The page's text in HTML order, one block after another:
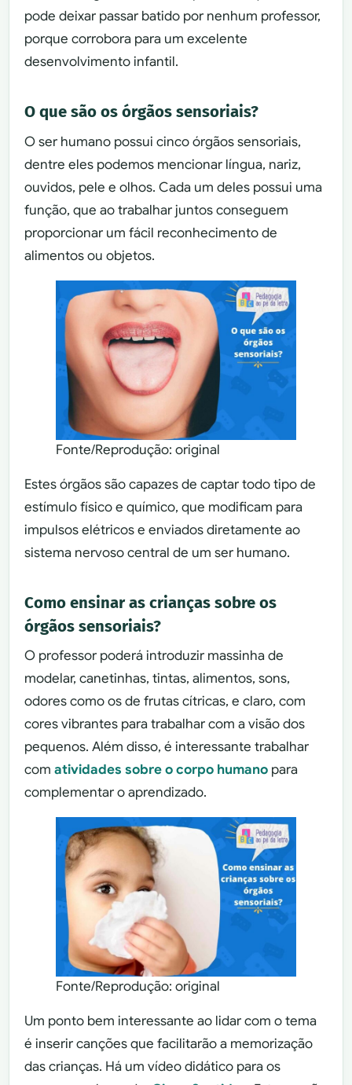
pode deixar passar batido por nenhum professor,
porque corrobora para um excelente
desenvolvimento infantil.
O que são os órgãos sensoriais?
O ser humano possui cinco órgãos sensoriais,
dentre eles podemos mencionar língua, nariz,
ouvidos, pele e olhos. Cada um deles possui uma
função, que ao trabalhar juntos conseguem
proporcionar um fácil reconhecimento de
alimentos ou objetos.
Fonte/Reprodução: original
Estes órgãos são capazes de captar todo tipo de
estímulo físico e químico, que modificam para
impulsos elétricos e enviados diretamente ao
sistema nervoso central de um ser humano.
Como ensinar as crianças sobre os
órgãos sensoriais?
O professor poderá introduzir massinha de
modelar, canetinhas, tintas, alimentos, sons,
odores como os de frutas cítricas, e claro, com
cores vibrantes para trabalhar com a visão dos
pequenos. Além disso, é interessante trabalhar
comatividades sobre o corpo humano para
complementar o aprendizado.
Fonte/Reprodução: original
Um ponto bem interessante ao lidar com o tema
é inserir canções que facilitarão a memorização
das crianças. Há um vídeo didático para os